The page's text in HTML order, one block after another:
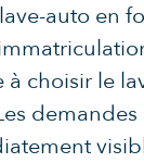
auto en
à choisir le